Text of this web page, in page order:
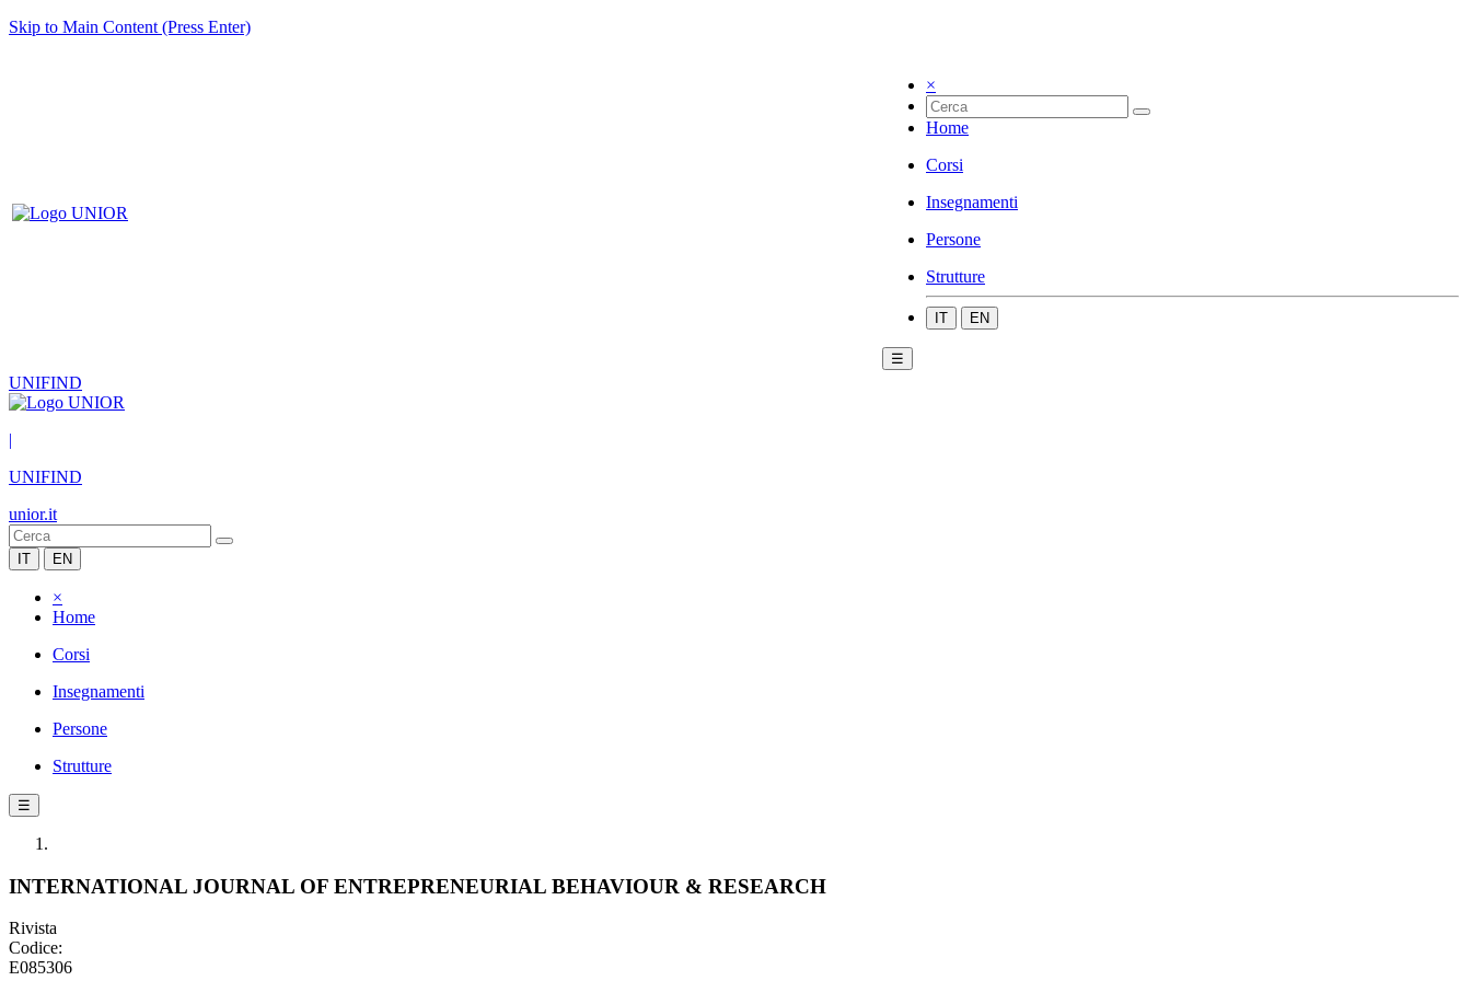
Skip to Main Content (Press Enter)
×
Home
Corsi
Insegnamenti
Persone
Strutture
IT EN
☰
UNIFIND
|
UNIFIND
unior.it
IT EN
×
Home
Corsi
Insegnamenti
Persone
Strutture
☰
INTERNATIONAL JOURNAL OF ENTREPRENEURIAL BEHAVIOUR & RESEARCH
Rivista
Codice:
E085306